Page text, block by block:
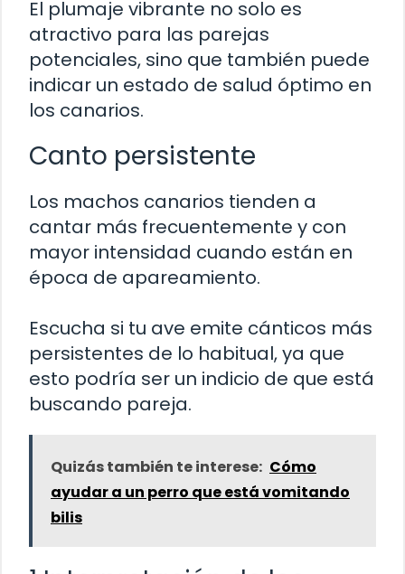
El plumaje vibrante no solo es
atractivo para las parejas
potenciales, sino que también puede
indicar un estado de salud óptimo en
los canarios.
Canto persistente
Los machos canarios tienden a
cantar más frecuentemente y con
mayor intensidad cuando están en
época de apareamiento.
Escucha si tu ave emite cánticos más
persistentes de lo habitual, ya que
esto podría ser un indicio de que está
buscando pareja.
Quizás también te interese: Cómo
ayudar a un perro que está vomitando
bilis